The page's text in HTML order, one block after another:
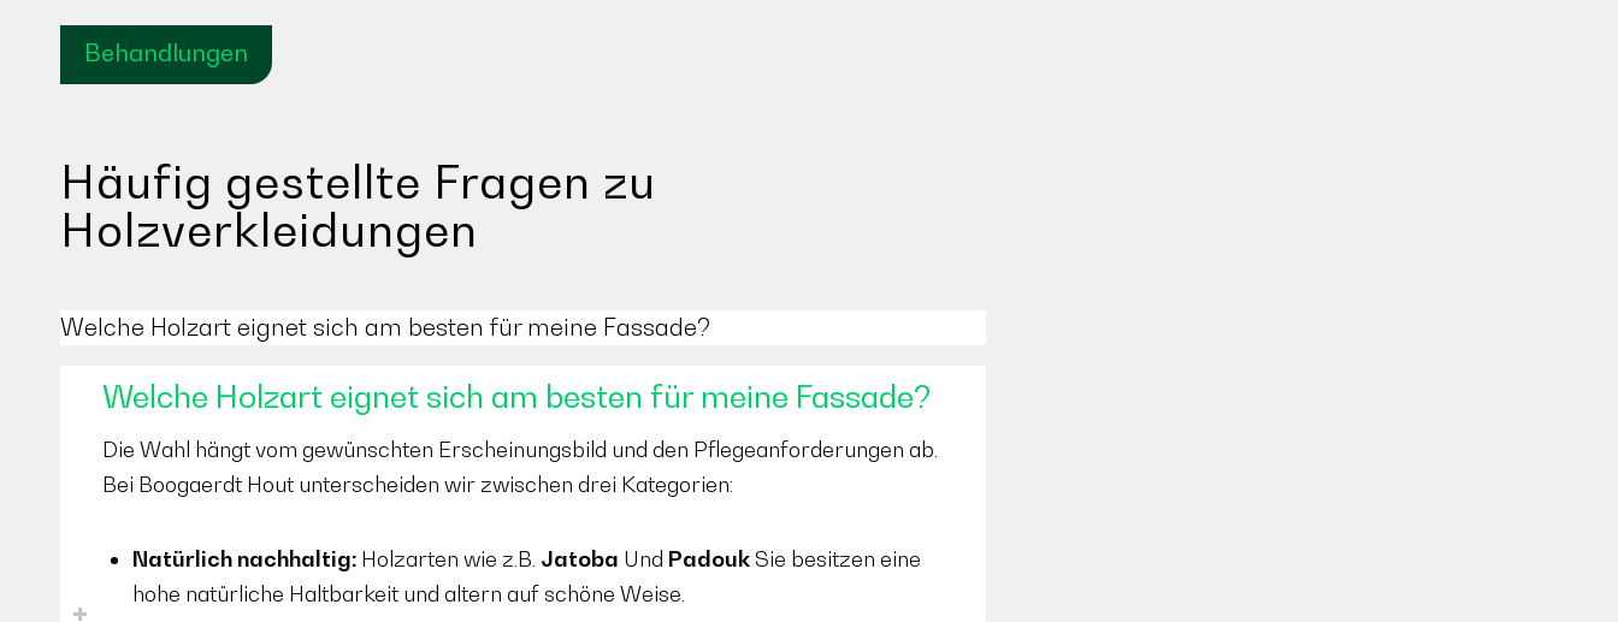
Behandlungen
Häufig gestellte Fragen zu
Holzverkleidungen
Welche Holzart eignet sich am besten für meine Fassade?
Welche Holzart eignet sich am besten für meine Fassade?
Die Wahl hängt vom gewünschten Erscheinungsbild und den Pflegeanforderungen ab.
Bei Boogaerdt Hout unterscheiden wir zwischen drei Kategorien:
Natürlich nachhaltig: Holzarten wie z.B. Jatoba Und PadoukSie besitzen eine
hohe natürliche Haltbarkeit und altern auf schöne Weise.